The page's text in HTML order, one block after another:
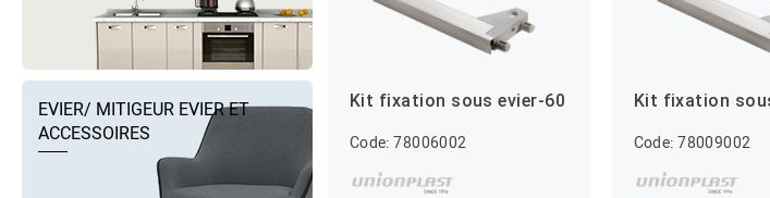
EVIER/ MITIGEUR EVIER ET
ACCESSOIRES
Kit fixation sous evier-60
Code: 78006002
Kit fixation
Code: 78009002